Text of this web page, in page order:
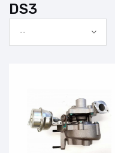
DS3
--